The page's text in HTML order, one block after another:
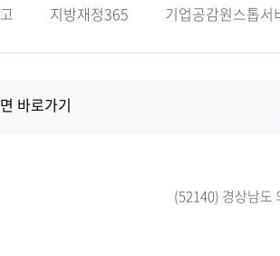
지방재정365 기업공감원스톱서
바로가기
(52140) 경상남도